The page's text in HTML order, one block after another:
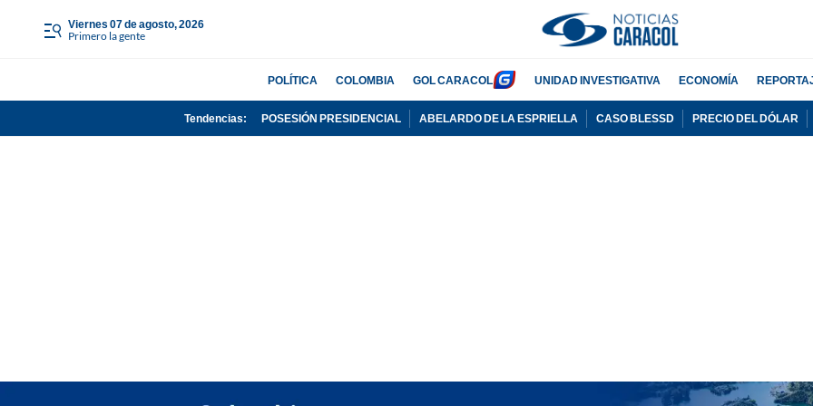
viernes 07 de agosto, 2026
Primero la gente
POLÍTICA COLOMBIA GOL CARACOL UNIDAD INVESTIGATIVA ECONOMÍA
Tendencias: POSESIÓN PRESIDENCIAL ABELARDO DE LA ESPRIELLA CASO BLESSD PRECIO DEL DÓLAR